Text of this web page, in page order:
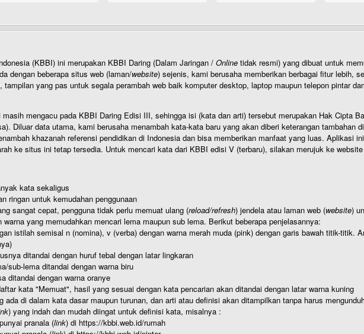
(KBBI) ini merupakan KBBI Daring (Dalam Jaringan / Online tidak resmi) yang dibuat untuk
dengan beberapa situs web (laman/website) sejenis, kami berusaha memberikan berbagai fitur lebih,
yang pas untuk segala perambah web baik komputer desktop, laptop maupun telepon pintar
mengacu pada KBBI Daring Edisi III, sehingga isi (kata dan arti) tersebut merupakan Hak Cipta
Diluar data utama, kami berusaha menambah kata-kata baru yang akan diberi keterangan tambahan
khazanah referensi pendidikan di Indonesia dan bisa memberikan manfaat yang luas. Aplikasi
ke situs ini tetap tersedia. Untuk mencari kata dari KBBI edisi V (terbaru), silakan merujuk ke
kata sekaligus
ringan untuk kemudahan penggunaan
sangat cepat, pengguna tidak perlu memuat ulang (reload/refresh) jendela atau laman web (website)
yang memudahkan mencari lema maupun sub lema. Berikut beberapa penjelasannya:
istilah semisal n (nomina), v (verba) dengan warna merah muda (pink) dengan garis bawah titik-titik.
ditandai dengan huruf tebal dengan latar lingkaran
sub-lema ditandai dengan warna biru
ditandai dengan warna oranye
kata "Memuat", hasil yang sesuai dengan kata pencarian akan ditandai dengan latar warna kuning
ada di dalam kata dasar maupun turunan, dan arti atau definisi akan ditampilkan tanpa harus
) yang indah dan mudah diingat untuk definisi kata, misalnya :
pranala (link) di https://kbbi.web.id/rumah